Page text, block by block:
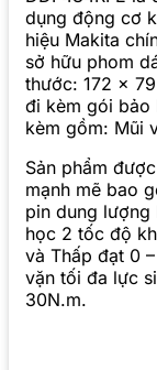
dụng động cơ
hiệu Makita
sở hữu phom
thước: 172 x
đi kèm gói bảo
kèm gồm: Mũi
Sản phẩm
mạnh mẽ bao
pin dung
học 2 tốc độ
và Thấp đạt 0
vặn tối đa lực
30N.m.